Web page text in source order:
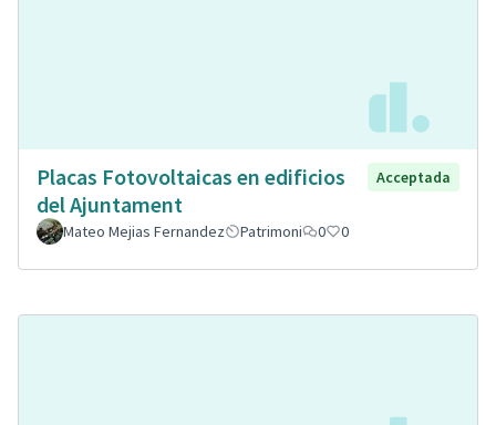
Placas Fotovoltaicas en edificios
del Ajuntament
Acceptada
Mateo Mejias Fernandez Patrimoni 0 0